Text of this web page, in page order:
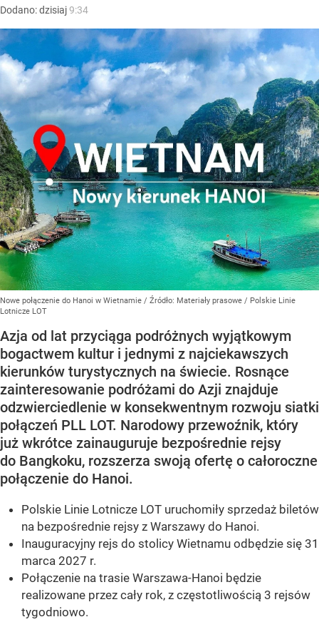
Dodano:dzisiaj9:34
Nowe połączenie do Hanoi w Wietnamie / Źródło: Materiały prasowe / Polskie Linie
Lotnicze LOT
Azja od lat przyciąga podróżnych wyjątkowym
bogactwem kultur i jednymi z najciekawszych
kierunków turystycznych na świecie. Rosnące
zainteresowanie podróżami do Azji znajduje
odzwierciedlenie w konsekwentnym rozwoju siatki
połączeń PLL LOT. Narodowy przewoźnik, który
już wkrótce zainauguruje bezpośrednie rejsy
do Bangkoku, rozszerza swoją ofertę o całoroczne
połączenie do Hanoi.
Polskie Linie Lotnicze LOT uruchomiły sprzedaż biletów
na bezpośrednie rejsy z Warszawy do Hanoi.
Inauguracyjny rejs do stolicy Wietnamu odbędzie się 31
marca 2027 r.
Połączenie na trasie Warszawa-Hanoi będzie
realizowane przez cały rok, z częstotliwością 3 rejsów
tygodniowo.